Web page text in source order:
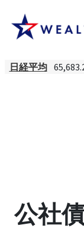
日経平均
公社